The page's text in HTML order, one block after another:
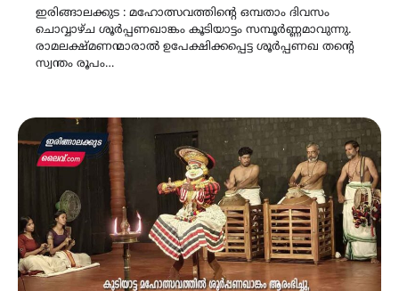
ഇരിങ്ങാലക്കുട : മഹോത്സവത്തിന്റെ ഒമ്പതാം ദിവസം
ചൊവ്വാഴ്ച ശൂർപ്പണഖാങ്കം കൂടിയാട്ടം സമ്പൂർണ്ണമാവുന്നു.
രാമലക്ഷ്മണന്മാരാൽ ഉപേക്ഷിക്കപ്പെട്ട ശൂർപ്പണഖ തന്റെ
സ്വന്തം രൂപം…